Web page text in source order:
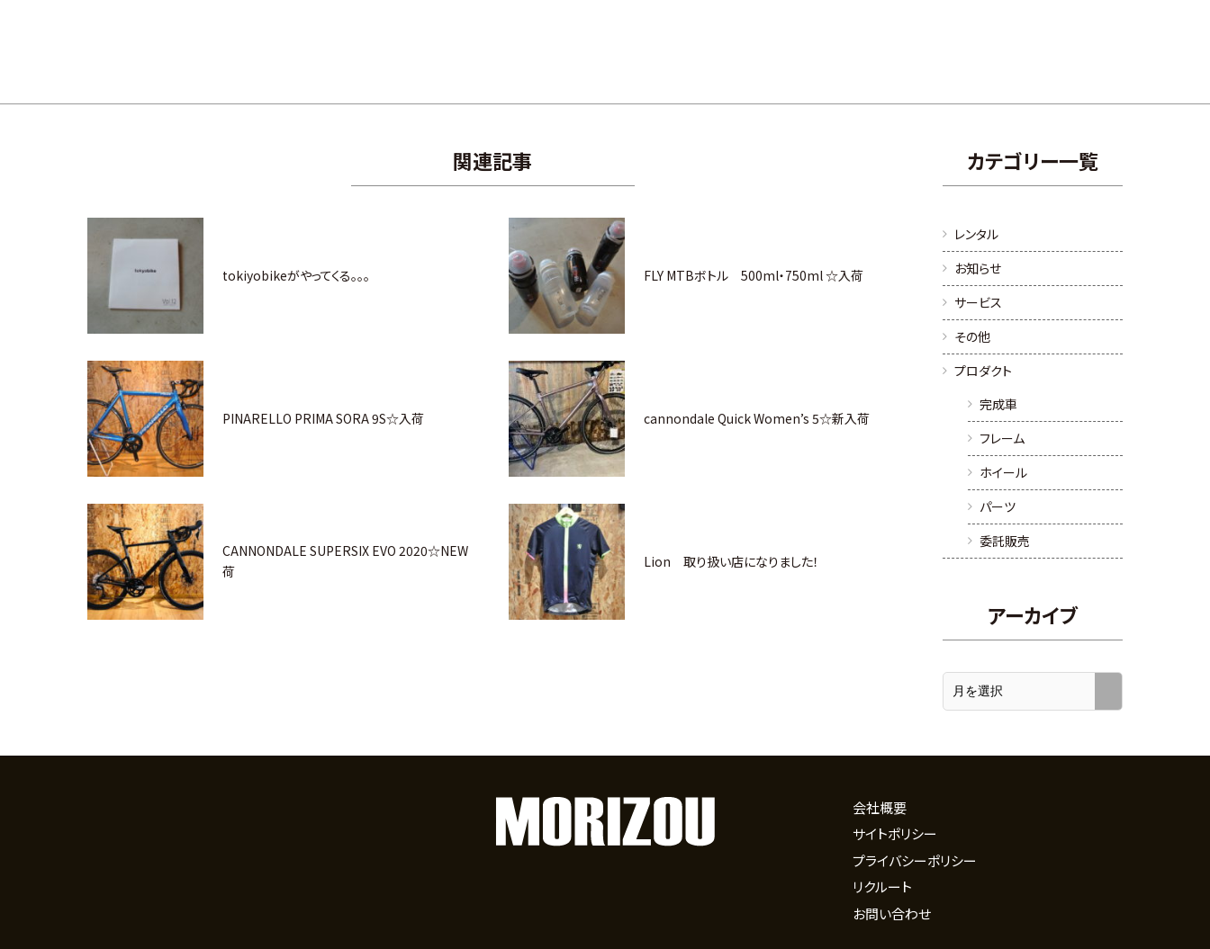
関連記事
tokiyobikeがやってくる。。。 FLY MTBボトル 500ml・750ml ☆入荷
PINARELLO PRIMA SORA 9S☆入荷 cannondale Quick Women’s 5☆新入荷
CANNONDALE SUPERSIX EVO 2020☆NEW
荷
Lion 取り扱い店になりました！
カテゴリー一覧
レンタル
お知らせ
サービス
その他
プロダクト
完成車
フレーム
ホイール
パーツ
委託販売
アーカイブ
会社概要
サイトポリシー
プライバシーポリシー
リクルート
お問い合わせ